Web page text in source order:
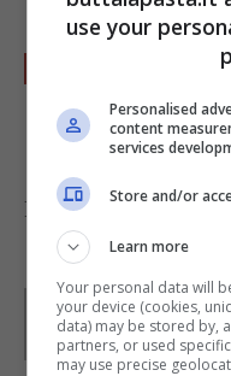
Servite le
cosparso ogni
tritato in
Foto di
Parole di
use your
Personalised
content
services
Store and/or
Learn more
Your personal data will
your device (cookies,
data) may be stored by,
partners, or used
may use precise